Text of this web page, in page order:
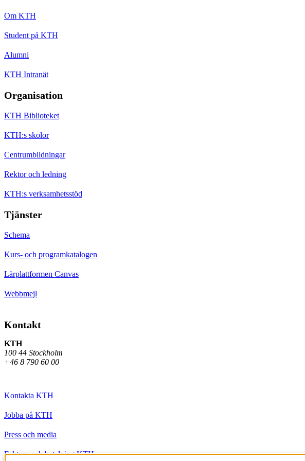
Om KTH
Student på KTH
Alumni
KTH Intranät
Organisation
KTH Biblioteket
KTH:s skolor
Centrumbildningar
Rektor och ledning
KTH:s verksamhetsstöd
Tjänster
Schema
Kurs- och programkatalogen
Lärplattformen Canvas
Webbmejl
Kontakt
KTH
100 44 Stockholm
+46 8 790 60 00
Kontakta KTH
Jobba på KTH
Press och media
Faktura och betalning KTH